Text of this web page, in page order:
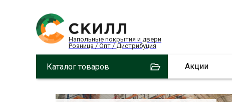
Напольные покрытия и двери
Розница / Опт / Дистрибуция
Каталог товаров Акции